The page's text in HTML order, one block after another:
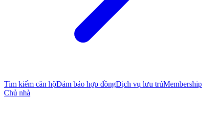
Tìm kiếm căn hộĐảm bảo hợp đồngDịch vụ lưu trúMembership
Chủ nhà